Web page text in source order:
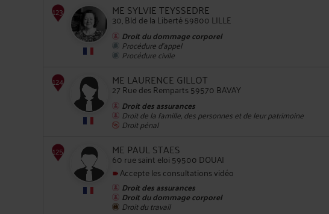
ME SYLVIE TEYSSEDRE
30, Bld de la Liberté 59800 LILLE
Droit du dommage corporel
Procédure d'appel
Procédure civile
124
ME LAURENCE GILLOT
27 Rue des Remparts 59570 BAVAY
Droit des assurances
Droit de la famille, des personnes et de leur patrimoine
Droit pénal
ME PAUL STAES
60 rue saint eloi 59500 DOUAI
Accepte les consultations vidéo
Droit des assurances
Droit du dommage corporel
Droit du travail